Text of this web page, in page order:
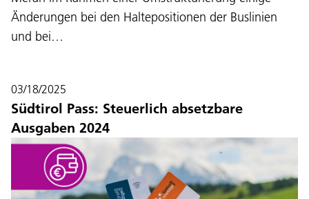
Änderungen bei den Haltepositionen der Buslinien
und bei…
03/18/2025
Südtirol Pass: Steuerlich absetzbare
Ausgaben 2024